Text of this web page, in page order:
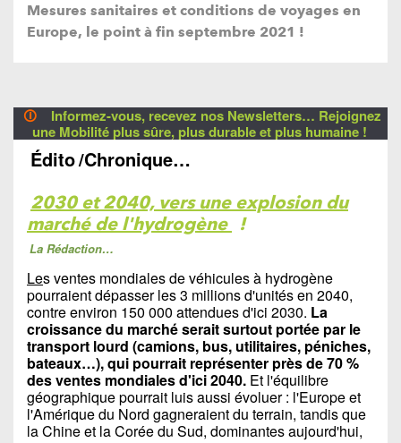
Mesures sanitaires et conditions de voyages en
Europe, le point à fin septembre 2021 !
🛈
Informez-vous, recevez nos Newsletters… Rejoignez
une Mobilité plus sûre, plus durable et plus humaine !
Édito/Chronique…
2030 et 2040, vers une explosion du
marché de l'hydrogène !
La Rédaction…
Les ventes mondiales de véhicules à hydrogène
pourraient dépasser les 3 millions d'unités en 2040,
contre environ 150 000 attendues d'ici 2030. La
croissance du marché serait surtout portée par le
transport lourd (camions, bus, utilitaires, péniches,
bateaux…), qui pourrait représenter près de 70 %
des ventes mondiales d'ici 2040. Et l'équilibre
géographique pourrait luis aussi évoluer : l'Europe et
l'Amérique du Nord gagneraient du terrain, tandis que
la Chine et la Corée du Sud, dominantes aujourd'hui,